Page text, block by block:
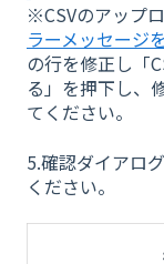
※CSVのアップ
ラーメッセージ
の行を修正し「
る」を押下し、
てください。
5.確認ダイアロ
ください。